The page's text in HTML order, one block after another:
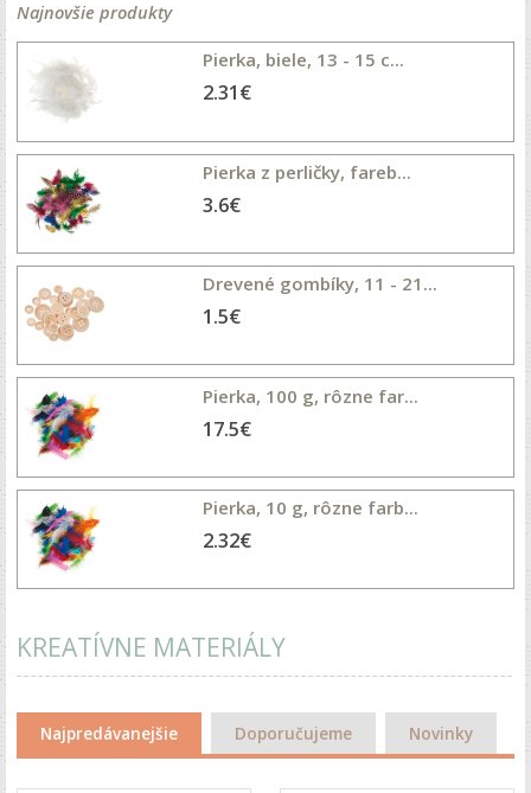
Najnovšie produkty
Pierka, biele, 13 - 15 c...
2.31€
Pierka z perličky, fareb...
3.6€
Drevené gombíky, 11 - 21...
1.5€
Pierka, 100 g, rôzne far...
17.5€
Pierka, 10 g, rôzne farb...
2.32€
KREATÍVNE MATERIÁLY
Najpredávanejšie Doporučujeme Novinky